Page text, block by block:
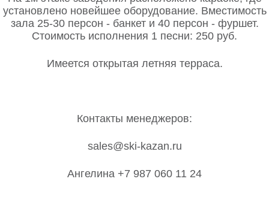
установлено новейшее оборудование. Вместимость
зала 25-30 персон - банкет и 40 персон - фуршет.
Стоимость исполнения 1 песни: 250 руб.
Имеется открытая летняя терраса.
Контакты менеджеров:
sales@ski-kazan.ru
Ангелина +7 987 060 11 24